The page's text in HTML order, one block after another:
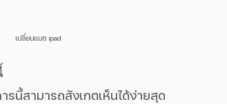
เปลี่ยนแบต ipad
นี้สามารถสังเกตเห็นได้ง่ายสุด